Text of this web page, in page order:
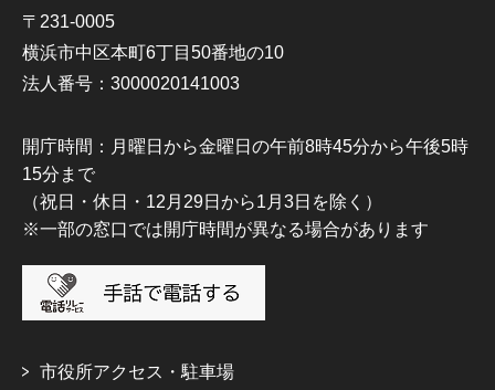
〒231-0005
横浜市中区本町6丁目50番地の10
法人番号：3000020141003
開庁時間：月曜日から金曜日の午前8時45分から午後5時
15分まで
（祝日・休日・12月29日から1月3日を除く）
※一部の窓口では開庁時間が異なる場合があります
市役所アクセス・駐車場